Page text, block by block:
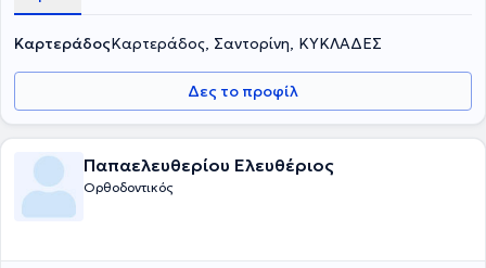
ΚαρτεράδοςΚαρτεράδος, Σαντορίνη, ΚΥΚΛΑΔΕΣ
Δες το προφίλ
Παπαελευθερίου Ελευθέριος
Ορθοδοντικός